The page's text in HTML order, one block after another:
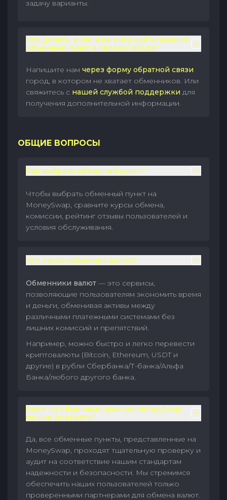
задачу варианты.
Что делать, если я не могу найти нужный
обменный пункт в своем городе?
Напишите нам через форму обратной связи
город, в котором не хватает обменников. Или
свяжитесь с нашей службой поддержки для
получения дополнительной информации.
ОБЩИЕ ВОПРОСЫ
Как выбрать обменный пункт?
Чтобы выбрать обменный пункт на
MoneySwap, сравните курсы обмена,
комиссии, рейтинг отзывы пользователей и
условия обслуживания.
Что такое обменник валют?
Обменники валют — это сервисы,
позволяющие пользователям экономить время
и деньги, обменивая активы между
различными платежными системами без
лишних комиссий и препятствий.
Например, можно быстро и легко перевести
криптовалюты (Bitcoin, Ethereum, USDT и
другие) в рубли Сбербанка/Т-банка/Альфа
Банка/любого другого банка.
Всем ли обменным пунктам MoneySwap
можно доверять?
Да, все обменные пункты, представленные на
MoneySwap, проходят тщательную проверку и
аудит на соответствие нашим стандартам
надежности и безопасности. Мы стремимся
обеспечить наших пользователей только
проверенными партнерами для обмена валют.